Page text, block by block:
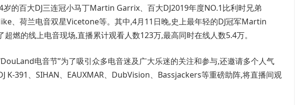
的百大DJ三连冠小马丁Martin Garrix、百大DJ2019年度NO.1比利时兄弟
、荷兰电音双星Vicetone等。其中,4月11日晚,史上最年轻的DJ冠军Martin
燃的线上电音现场,直播累计观看人数123万,最高同时在线人数5.4万。
电音节”为了吸引众多电音迷及广大乐迷的关注和参与,还邀请多个人气
K-391、SIHAN、EAUXMAR、DubVision、Bassjackers等重磅助阵,将直播间观